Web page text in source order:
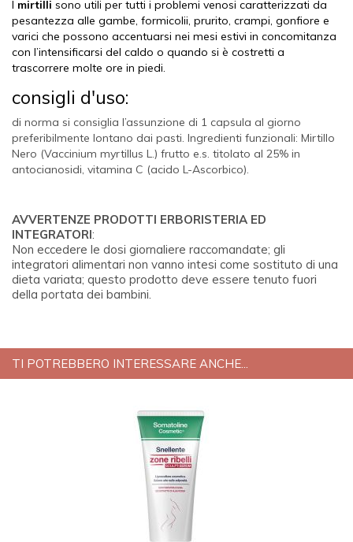
I mirtilli sono utili per tutti i problemi venosi caratterizzati da
pesantezza alle gambe, formicolii, prurito, crampi, gonfiore e
varici che possono accentuarsi nei mesi estivi in concomitanza
con l’intensificarsi del caldo o quando si è costretti a
trascorrere molte ore in piedi.
consigli d'uso:
di norma si consiglia l’assunzione di 1 capsula al giorno
preferibilmente lontano dai pasti. Ingredienti funzionali: Mirtillo
Nero (Vaccinium myrtillus L.) frutto e.s. titolato al 25% in
antocianosidi, vitamina C (acido L-Ascorbico).
AVVERTENZE PRODOTTI ERBORISTERIA ED
INTEGRATORI:
Non eccedere le dosi giornaliere raccomandate; gli
integratori alimentari non vanno intesi come sostituto di una
dieta variata; questo prodotto deve essere tenuto fuori
della portata dei bambini.
TI POTREBBERO INTERESSARE ANCHE...